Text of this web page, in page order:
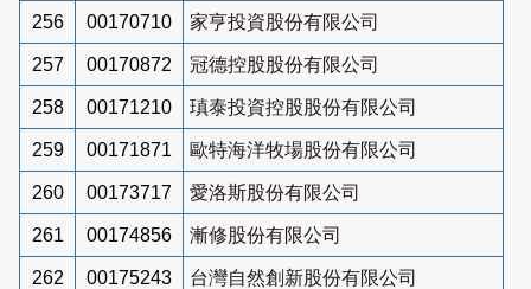
256 00170710 家亨投資股份有限公司
257 00170872 冠德控股股份有限公司
258 00171210 瑱泰投資控股股份有限公司
259 00171871 歐特海洋牧場股份有限公司
260 00173717 愛洛斯股份有限公司
261 00174856 漸修股份有限公司
262 00175243 台灣自然創新股份有限公司